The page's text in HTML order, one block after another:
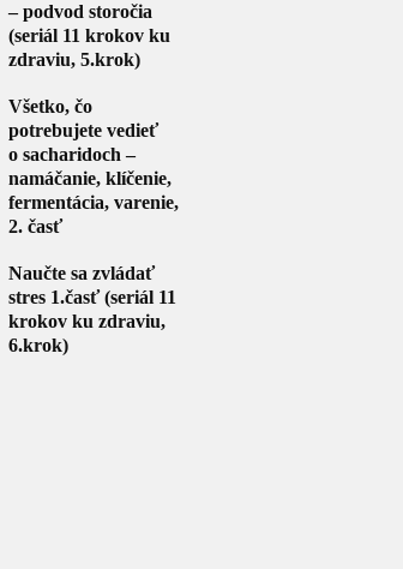
– podvod storočia
(seriál 11 krokov ku
zdraviu, 5.krok)
Všetko, čo
potrebujete vedieť
o sacharidoch –
namáčanie, klíčenie,
fermentácia, varenie,
2. časť
Naučte sa zvládať
stres 1.časť (seriál 11
krokov ku zdraviu,
6.krok)